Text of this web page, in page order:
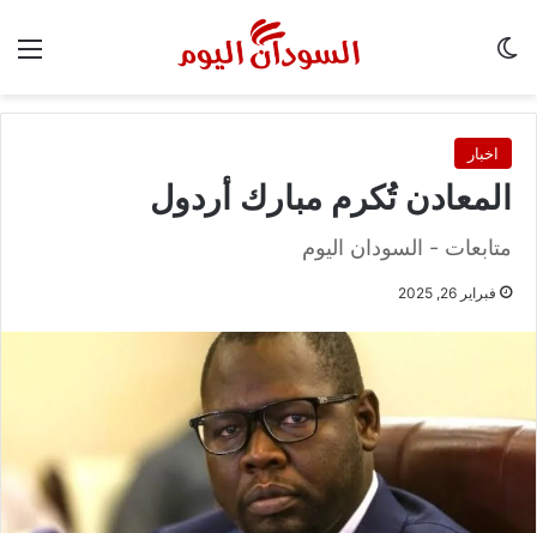
اخبار
المعادن تُكرم مبارك أردول
متابعات - السودان اليوم
فبراير 26, 2025